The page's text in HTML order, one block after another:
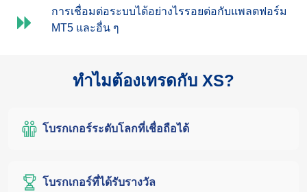
การเชื่อมต่อระบบได้อย่างไรรอยต่อกับแพลตฟอร์ม
MT5 และอื่น ๆ
ทำไมต้องเทรดกับ XS?
โบรกเกอร์ระดับโลกที่เชื่อถือได้
โบรกเกอร์ที่ได้รับรางวัล